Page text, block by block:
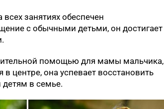
занятиях обеспечен
с обычными детьми, он достигает
помощью для мамы мальчика,
в центре, она успевает восстановить
в семье.